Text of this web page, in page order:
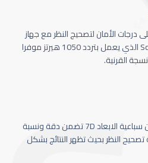
درجات الأمان لتصحيج النظر مع جهاز
Schwind Amaris 1050 الذي يعمل بتردد 1050 هيرتز موفرا
القرنية.
كاميرا تتبع حركة العين سباعية الابعاد 7D تضمن دقة ونسبة
تصحيح النظر بحيث تظهر النتائج بشكل